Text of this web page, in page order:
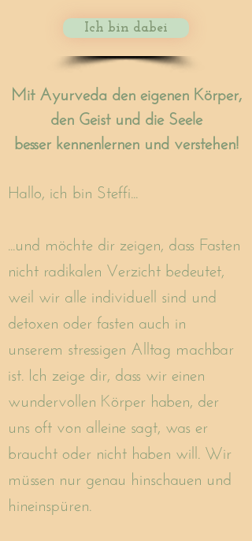
Ich bin dabei
Mit Ayurveda den eigenen Körper,
den Geist und die Seele
besser kennenlernen und verstehen!
​​Hallo, ich bin Steffi...
...und möchte dir zeigen, dass Fasten
nicht radikalen Verzicht bedeutet,
weil wir alle individuell sind und
detoxen oder fasten auch in
unserem stressigen Alltag machbar
ist. Ich zeige dir, dass wir einen
wundervollen Körper haben, der
uns oft von alleine sagt, was er
braucht oder nicht haben will. Wir
müssen nur genau hinschauen und
hineinspüren.